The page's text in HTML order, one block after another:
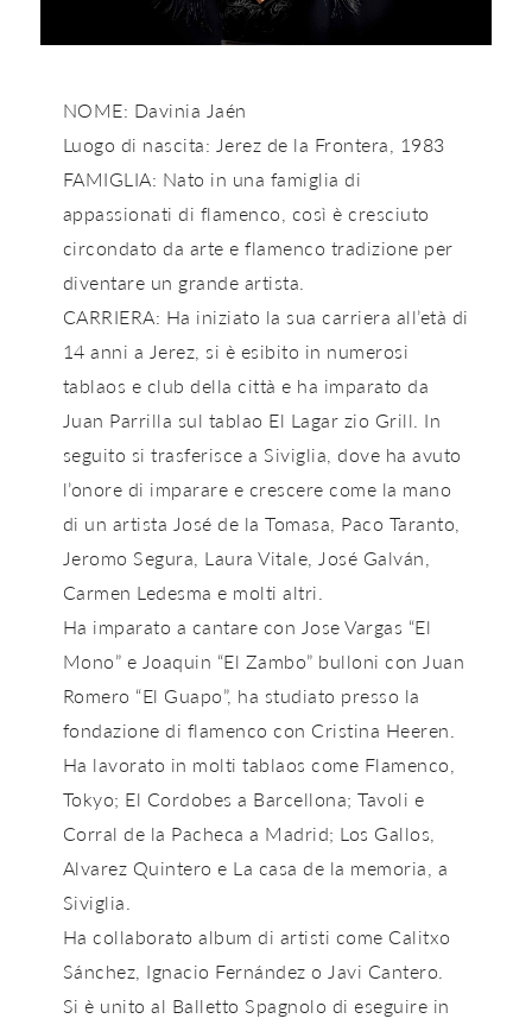
NOME: Davinia Jaén
Luogo di nascita: Jerez de la Frontera, 1983
FAMIGLIA: Nato in una famiglia di
appassionati di flamenco, così è cresciuto
circondato da arte e flamenco tradizione per
diventare un grande artista.
CARRIERA: Ha iniziato la sua carriera all’età di
14 anni a Jerez, si è esibito in numerosi
tablaos e club della città e ha imparato da
Juan Parrilla sul tablao El Lagar zio Grill. In
seguito si trasferisce a Siviglia, dove ha avuto
l’onore di imparare e crescere come la mano
di un artista José de la Tomasa, Paco Taranto,
Jeromo Segura, Laura Vitale, José Galván,
Carmen Ledesma e molti altri.
Ha imparato a cantare con Jose Vargas “El
Mono” e Joaquin “El Zambo” bulloni con Juan
Romero “El Guapo”, ha studiato presso la
fondazione di flamenco con Cristina Heeren.
Ha lavorato in molti tablaos come Flamenco,
Tokyo; El Cordobes a Barcellona; Tavoli e
Corral de la Pacheca a Madrid; Los Gallos,
Alvarez Quintero e La casa de la memoria, a
Siviglia.
Ha collaborato album di artisti come Calitxo
Sánchez, Ignacio Fernández o Javi Cantero.
Si è unito al Balletto Spagnolo di eseguire in